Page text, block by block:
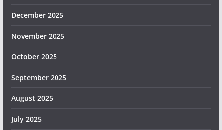
December 2025
November 2025
October 2025
September 2025
August 2025
July 2025